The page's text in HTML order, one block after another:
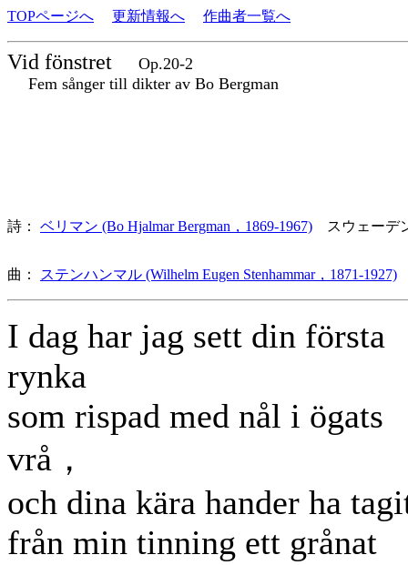
TOPページへ 更新情報へ 作曲者一覧へ
Vid fönstret
Op.20-2
Fem sånger till dikter av Bo Bergman
詩： ベリマン (Bo Hjalmar Bergman，1869-1967) スウェーデ
曲： ステンハンマル (Wilhelm Eugen Stenhammar，1871-1927)
I dag har jag sett din första
rynka
som rispad med nål i ögats
vrå，
och dina kära hander ha
från min tinning ett grånat